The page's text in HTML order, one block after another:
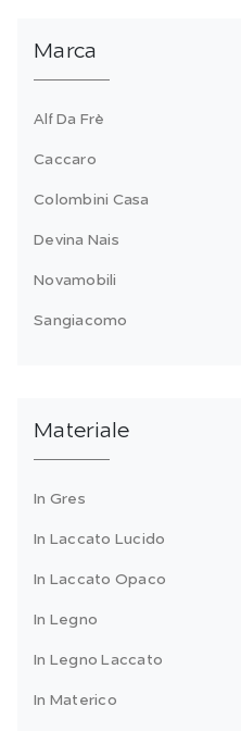
Marca
Alf Da Frè
Caccaro
Colombini Casa
Devina Nais
Novamobili
Sangiacomo
Materiale
In Gres
In Laccato Lucido
In Laccato Opaco
In Legno
In Legno Laccato
In Materico